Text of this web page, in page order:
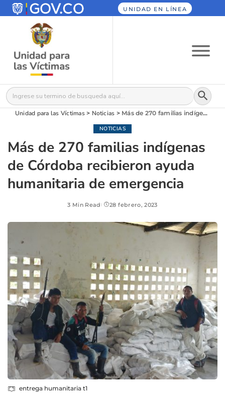
UNIDAD EN LÍNEA
Buscar: Botón
Unidad para las Víctimas> Noticias > Más de 270 familias indígenas de Córdoba recibieron ayuda humanitaria de emergencia
NOTICIAS
Más de 270 familias indígenas
de Córdoba recibieron ayuda
humanitaria de emergencia
3 Min Read 28 febrero, 2023
entrega humanitaria t1